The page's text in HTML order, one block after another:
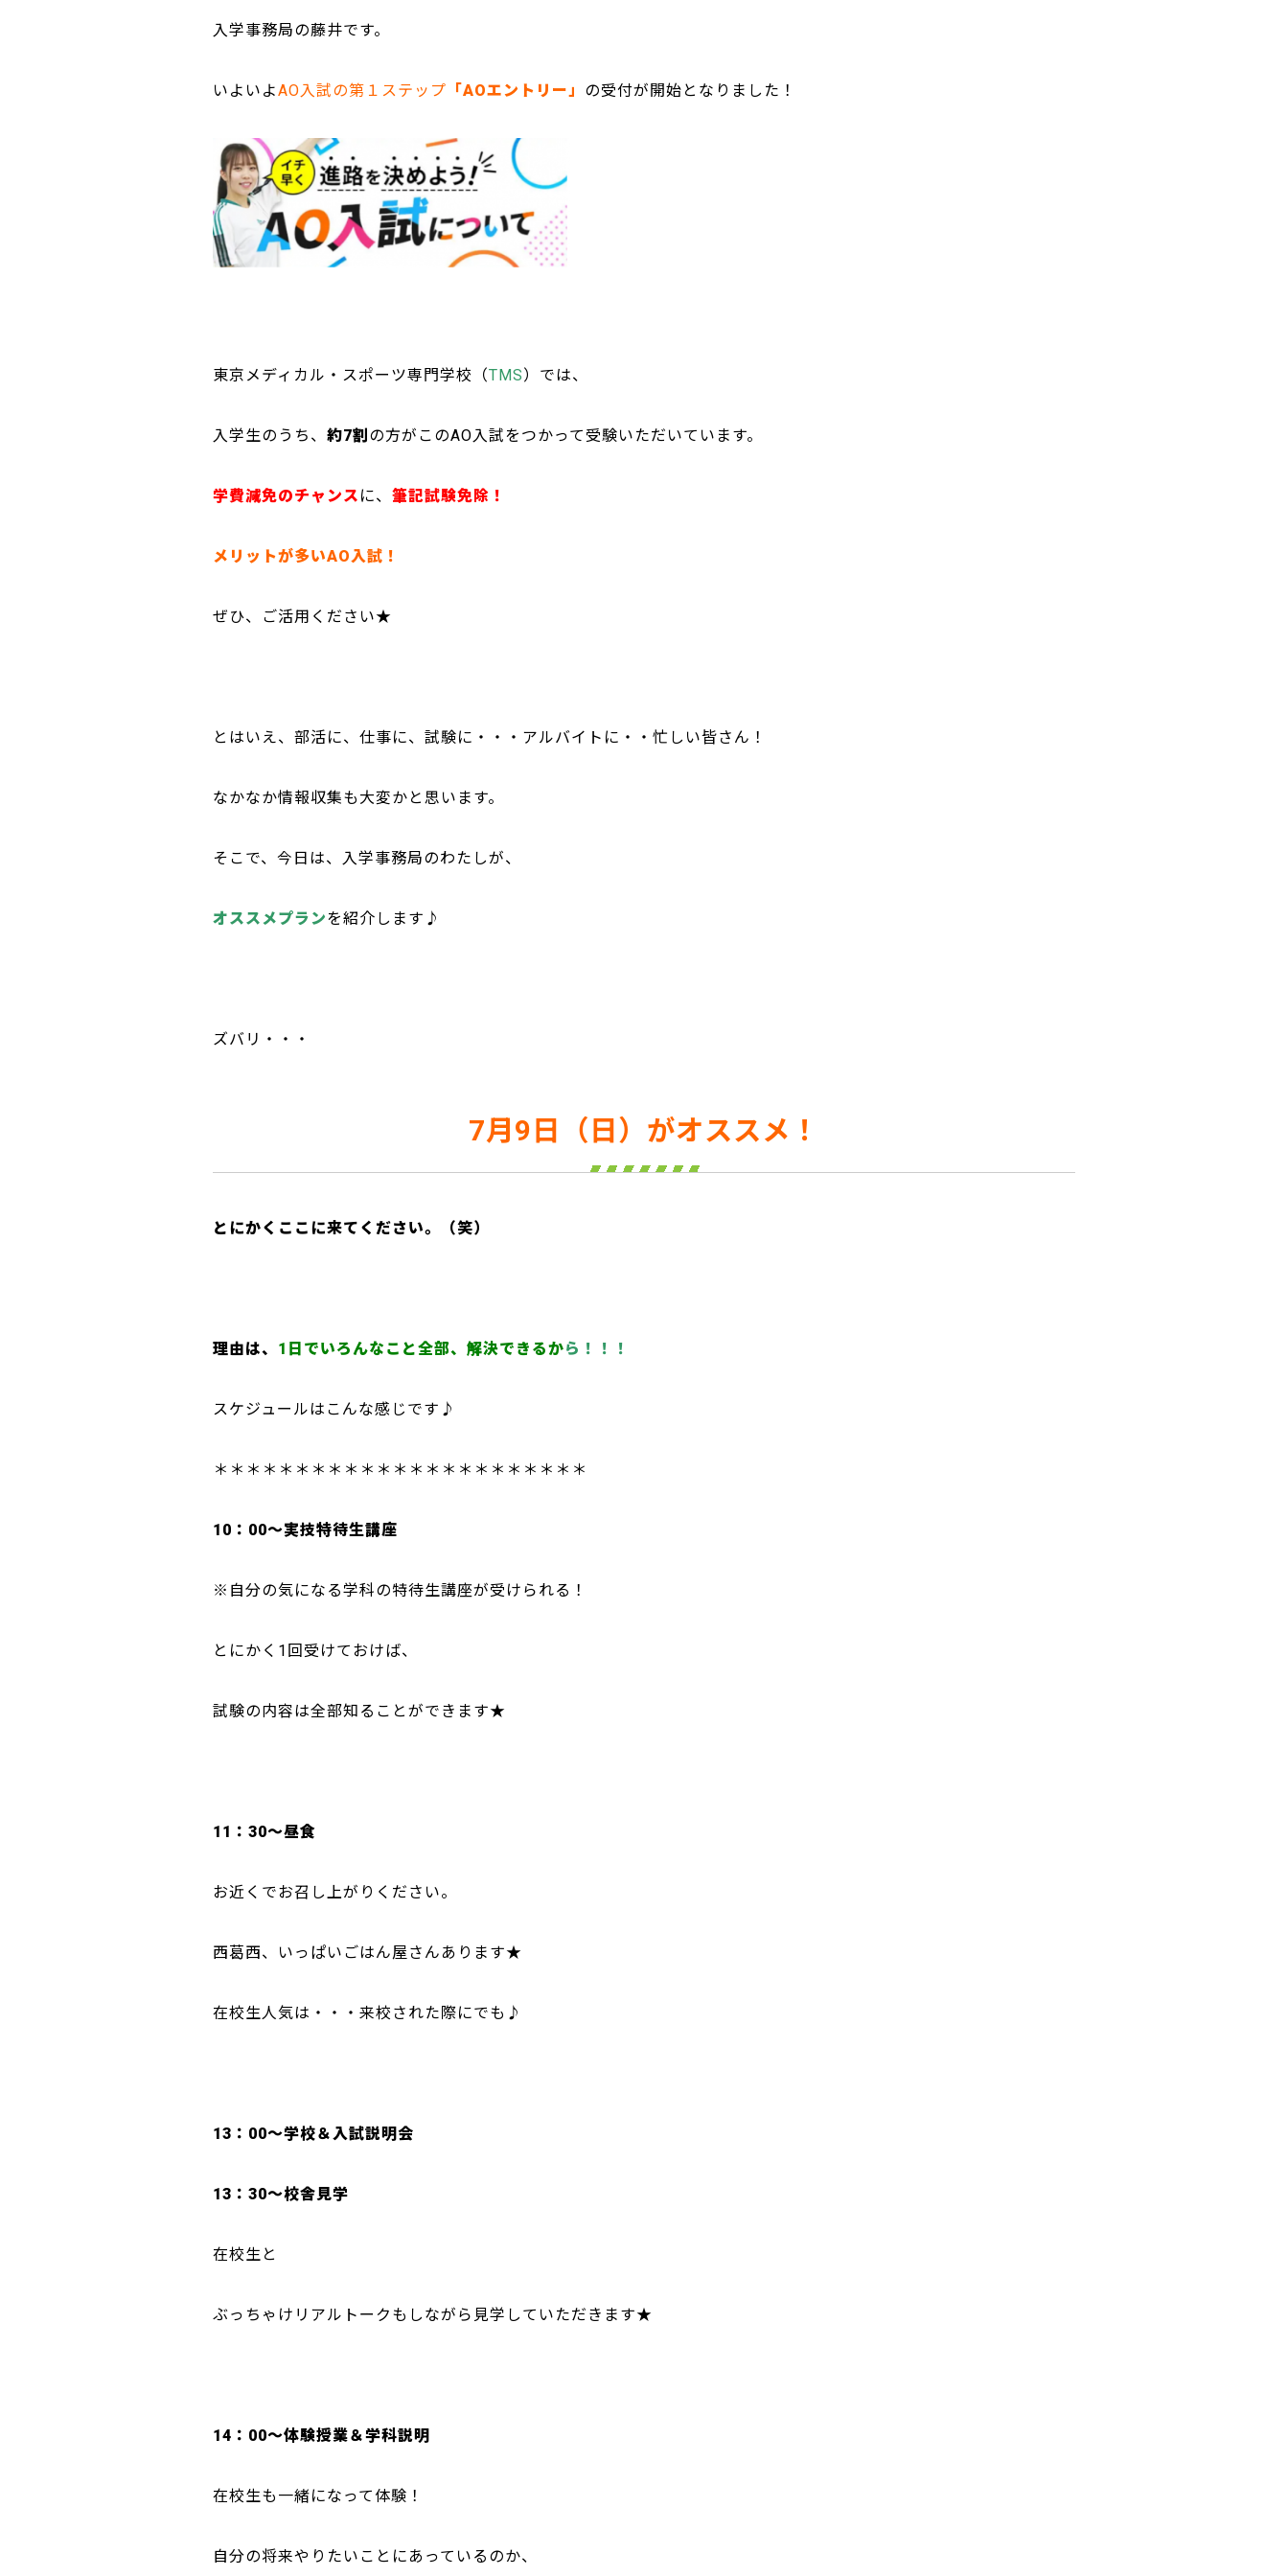
入学事務局の藤井です。
いよいよAO入試の第１ステップ 「AOエントリー」 の受付が開始となりました！
東京メディカル・スポーツ専門学校（TMS）では、
入学生のうち、 約7割 の方がこのAO入試をつかって受験いただいています。
学費減免のチャンス に、 筆記試験免除！
メリットが多いAO入試！
ぜひ、ご活用ください★
とはいえ、部活に、仕事に、試験に・・・アルバイトに・・忙しい皆さん！
なかなか情報収集も大変かと思います。
そこで、今日は、入学事務局のわたしが、
オススメプランを紹介します♪
ズバリ・・・
7月9日（日）がオススメ！
とにかくここに来てください。（笑）
理由は、 1日でいろんなこと全部、解決できるから！！！
スケジュールはこんな感じです♪
＊＊＊＊＊＊＊＊＊＊＊＊＊＊＊＊＊＊＊＊＊＊＊
10：00～実技特待生講座
※自分の気になる学科の特待生講座が受けられる！
とにかく1回受けておけば、
試験の内容は全部知ることができます★
11：30～昼食
お近くでお召し上がりください。
西葛西、いっぱいごはん屋さんあります★
在校生人気は・・・来校された際にでも♪
13：00～学校＆入試説明会
13：30～校舎見学
在校生と
ぶっちゃけリアルトークもしながら見学していただきます★
14：00～体験授業＆学科説明
在校生も一緒になって体験！
自分の将来やりたいことにあっているのか、